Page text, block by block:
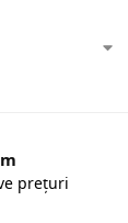
prețuri